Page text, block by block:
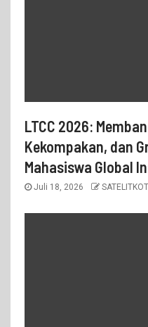
LTCC 2026:
Kekompakan, dan
Mahasiswa Global
Juli 18, 2026